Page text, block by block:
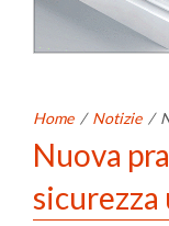
Home / Notizie /
Nuova
sicurezza